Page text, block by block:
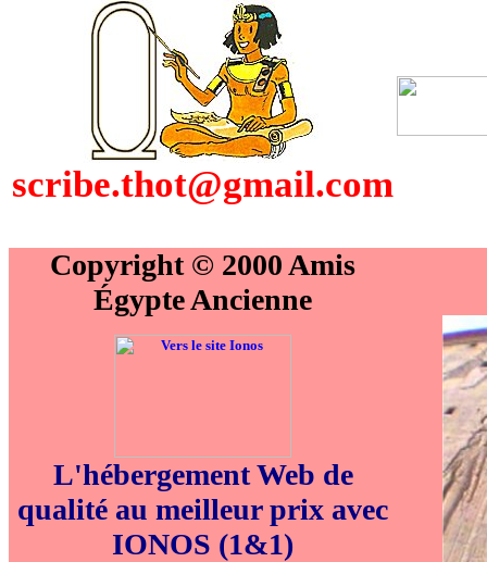
scribe.thot@gmail.com
Copyright © 2000 Amis
Égypte Ancienne
L'hébergement Web de
qualité au meilleur prix avec
IONOS (1&1)